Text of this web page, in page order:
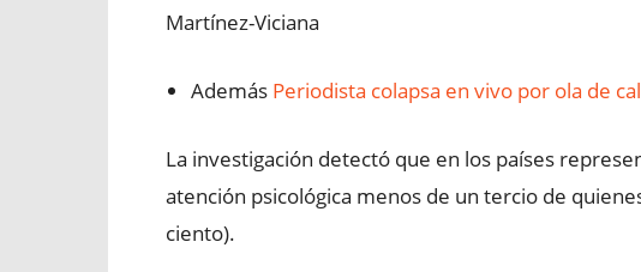
Martínez-Viciana
Además Periodista colapsa en vivo por ola de
La investigación detectó que en los países
atención psicológica menos de un tercio de
ciento).